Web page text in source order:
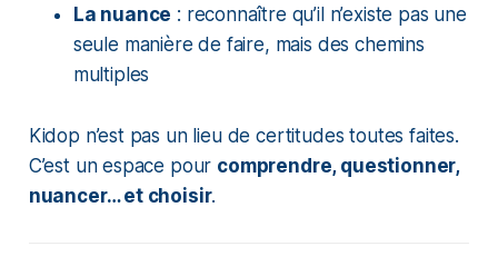
La nuance : reconnaître qu’il n’existe pas une
seule manière de faire, mais des chemins
multiples
Kidop n’est pas un lieu de certitudes toutes faites.
C’est un espace pour comprendre, questionner,
nuancer… et choisir.